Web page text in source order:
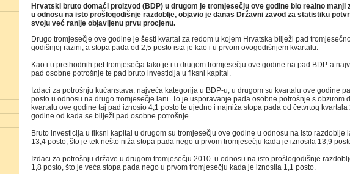
Hrvatski bruto domaći proizvod (BDP) u drugom je tromjesečju ove godine bio realno manji
u odnosu na isto prošlogodišnje razdoblje, objavio je danas Državni zavod za statistiku
svoju već ranije objavljenu prvu procjenu.
Drugo tromjesečje ove godine je šesti kvartal za redom u kojem Hrvatska bilježi pad
godišnjoj razini, a stopa pada od 2,5 posto ista je kao i u prvom ovogodišnjem kvartalu.
Kao i u prethodnih pet tromjesečja tako je i u drugom tromjesečju ove godine na pad BDP-a
pad osobne potrošnje te pad bruto investicija u fiksni kapital.
Izdaci za potrošnju kućanstava, najveća kategorija u BDP-u, u drugom su kvartalu ove godine
posto u odnosu na drugo tromjesečje lani. To je usporavanje pada osobne potrošnje s obzirom
kvartalu ove godine taj pad iznosio 4,1 posto te ujedno i najniža stopa pada od četvrtog kvartala
godine od kada se bilježi pad osobne potrošnje.
Bruto investicija u fiksni kapital u drugom su tromjesečju ove godine u odnosu na isto razdoblje
13,4 posto, što je tek nešto niža stopa pada nego u prvom tromjesečju kada je iznosila 13,9
Izdaci za potrošnju države u drugom tromjesečju 2010. u odnosu na isto prošlogodišnje
1,8 posto, što je veća stopa pada nego u prvom tromjesečju kada je iznosila 1,1 posto.